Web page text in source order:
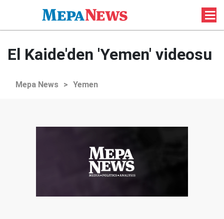
El Kaide'den 'Yemen' videosu
Mepa News > Yemen